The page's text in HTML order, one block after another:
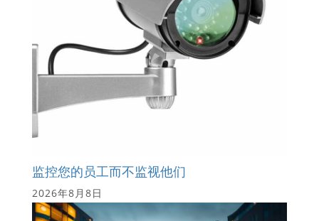
监控您的员工而不监视他们
2026年8月8日